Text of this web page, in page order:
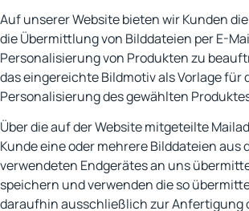
Auf unserer Website bieten wir Kunden
die Übermittlung von Bilddateien per E-
Personalisierung von Produkten zu
das eingereichte Bildmotiv als Vorlage für
Personalisierung des gewählten
Über die auf der Website mitgeteilte
Kunde eine oder mehrere Bilddateien aus
verwendeten Endgerätes an uns
speichern und verwenden die so
daraufhin ausschließlich zur Anfertigung